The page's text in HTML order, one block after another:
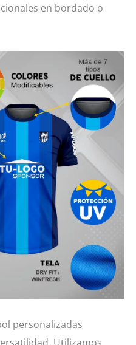
en bordado o
personalizadas
Utilizamos